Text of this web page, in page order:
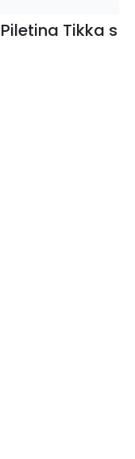
Tikka s